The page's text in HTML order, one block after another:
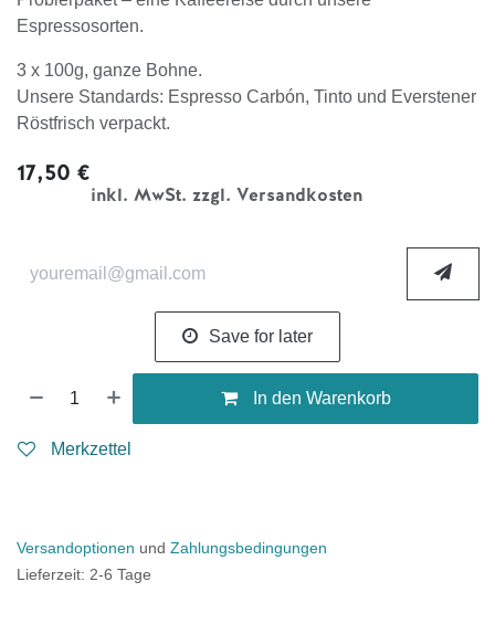
Espressosorten.
3 x 100g, ganze Bohne.
Unsere Standards: Espresso Carbón, Tinto und Everstener
Röstfrisch verpackt.
17,50 €
inkl. MwSt. zzgl. Versandkosten
Save for later
In den Warenkorb
Merkzettel
Versandoptionen und Zahlungsbedingungen
Lieferzeit: 2-6 Tage